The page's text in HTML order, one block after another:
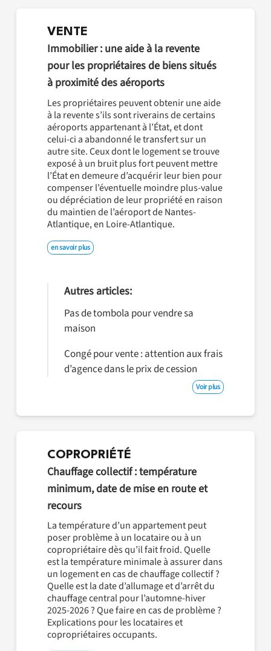
VENTE
Immobilier : une aide à la revente
pour les propriétaires de biens situés
à proximité des aéroports
Les propriétaires peuvent obtenir une aide
à la revente s’ils sont riverains de certains
aéroports appartenant à l’État, et dont
celui-ci a abandonné le transfert sur un
autre site. Ceux dont le logement se trouve
exposé à un bruit plus fort peuvent mettre
l’État en demeure d’acquérir leur bien pour
compenser l’éventuelle moindre plus-value
ou dépréciation de leur propriété en raison
du maintien de l’aéroport de Nantes-
Atlantique, en Loire-Atlantique.
en savoir plus
Autres articles:
Pas de tombola pour vendre sa
maison
Congé pour vente : attention aux frais
d’agence dans le prix de cession
Voir plus
COPROPRIÉTÉ
Chauffage collectif : température
minimum, date de mise en route et
recours
La température d’un appartement peut
poser problème à un locataire ou à un
copropriétaire dès qu’il fait froid. Quelle
est la température minimale à assurer dans
un logement en cas de chauffage collectif ?
Quelle est la date d’allumage et d’arrêt du
chauffage central pour l’automne-hiver
2025-2026 ? Que faire en cas de problème ?
Explications pour les locataires et
copropriétaires occupants.